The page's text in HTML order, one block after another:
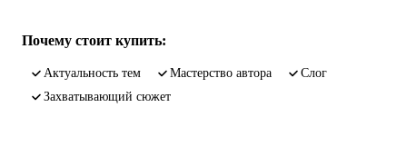
Почему стоит купить:
актуальность тем мастерство автора
слог
захватывающий сюжет